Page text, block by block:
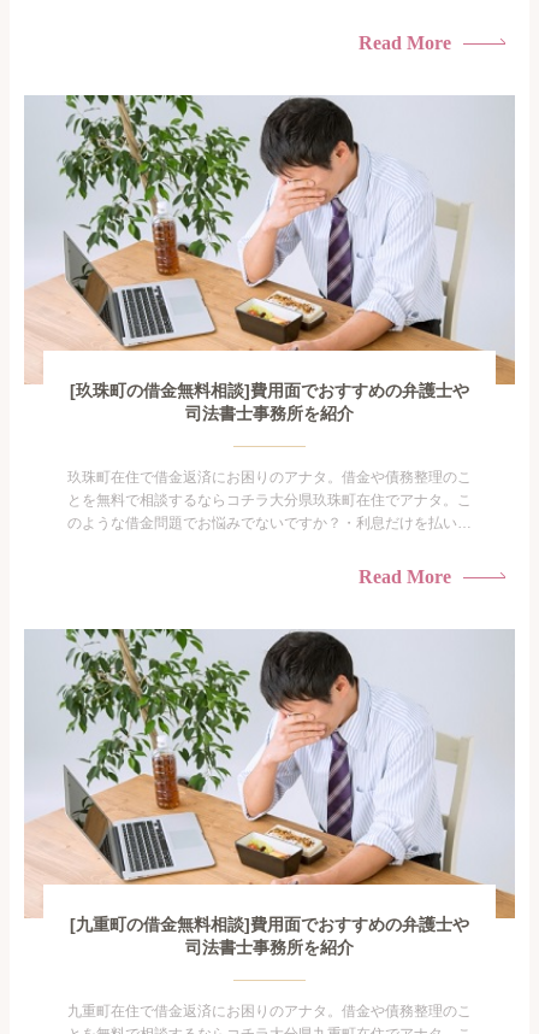
族に知られたくない・借金の催促、取り立てで憂鬱になる。・
も限界があ...
Read More
[玖珠町の借金無料相談]費用面でおすすめの弁護士や
司法書士事務所を紹介
玖珠町在住で借金返済にお困りのアナタ。借金や債務整理のこ
とを無料で相談するならコチラ大分県玖珠町在住でアナタ。こ
のような借金問題でお悩みでないですか？・利息だけを払い続
られたくない・借金の催促、取り立てで憂鬱になる。・闇金に
がありま...
Read More
[九重町の借金無料相談]費用面でおすすめの弁護士や
司法書士事務所を紹介
九重町在住で借金返済にお困りのアナタ。借金や債務整理のこ